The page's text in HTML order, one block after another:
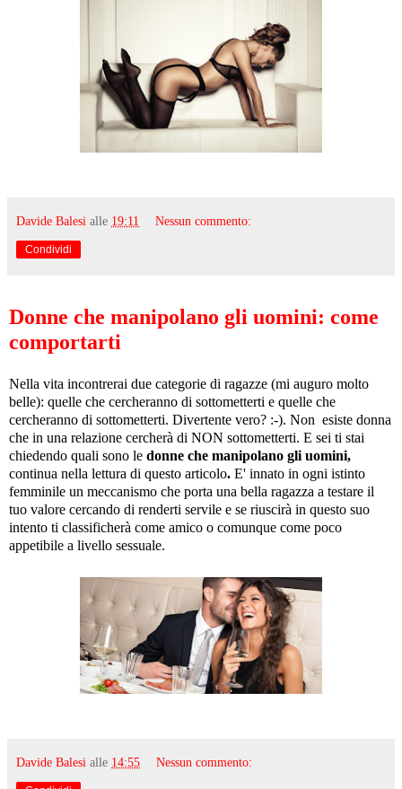
Davide Balesi alle 19:11 Nessun commento:
Condividi
Donne che manipolano gli uomini: come
comportarti
Nella vita incontrerai due categorie di ragazze (mi auguro molto
belle): quelle che cercheranno di sottometterti e quelle che
cercheranno di sottometterti. Divertente vero? :-). Non esiste donna
che in una relazione cercherà di NON sottometterti. E sei ti stai
chiedendo quali sono le donne che manipolano gli uomini,
continua nella lettura di questo articolo. E' innato in ogni istinto
femminile un meccanismo che porta una bella ragazza a testare il
tuo valore cercando di renderti servile e se riuscirà in questo suo
intento ti classificherà come amico o comunque come poco
appetibile a livello sessuale.
Davide Balesi alle 14:55 Nessun commento: